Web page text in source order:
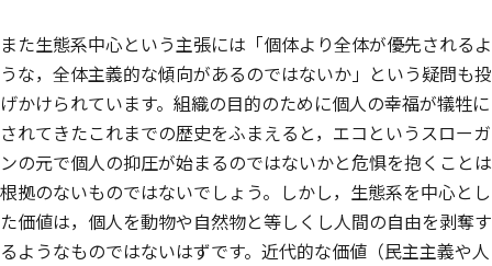
また生態系中心という主張には「個体より全体が優先されるよ
うな，全体主義的な傾向があるのではないか」という疑問も投
げかけられています。組織の目的のために個人の幸福が犠牲に
されてきたこれまでの歴史をふまえると，エコというスローガ
ンの元で個人の抑圧が始まるのではないかと危惧を抱くことは
根拠のないものではないでしょう。しかし，生態系を中心とし
た価値は，個人を動物や自然物と等しくし人間の自由を剥奪す
るようなものではないはずです。近代的な価値（民主主義や人